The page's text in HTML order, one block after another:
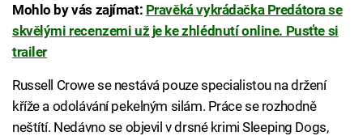
Mohlo by vás zajímat: Pravěká vykrádačka Predátora se
skvělými recenzemi už je ke zhlédnutí online. Pusťte si
trailer
Russell Crowe se nestává pouze specialistou na držení
kříže a odolávání pekelným silám. Práce se rozhodně
neštítí. Nedávno se objevil v drsné krimi Sleeping Dogs,